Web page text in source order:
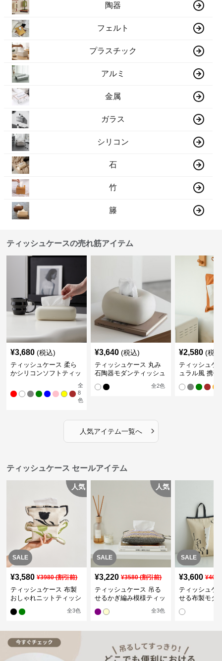
陶器
フェルト
プラスチック
アルミ
金属
ガラス
シリコン
石
竹
籐
ティッシュケースの売れ筋アイテム
¥3,680 (税込)
ティッシュケース 柔ら
かシリコンソフトティッ
全
8
色
¥3,640 (税込)
ティッシュケース 丸み
石陶器モダンティッシュ
全2色
¥2,580 (税
ティッシュケ
ュラル風 携帯
人気アイテム一覧へ ›
ティッシュケース セールアイテム
SALE
人気
¥3,580 ¥3980(割引前)
ティッシュケース 布製
おしゃれニットティッシ
全3色
SALE
人気
¥3,220 ¥3580(割引前)
ティッシュケース 吊る
せるかぎ編み模様ティッ
全3色
SALE
¥3,600 ¥
ティッシュケ
せる布製モダ